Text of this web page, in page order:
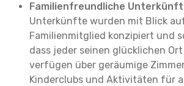
Familienfreundliche
Unterkünfte wurden mit Blick
Familienmitglied konzipiert und
dass jeder seinen glücklichen
verfügen über geräumige
Kinderclubs und Aktivitäten für